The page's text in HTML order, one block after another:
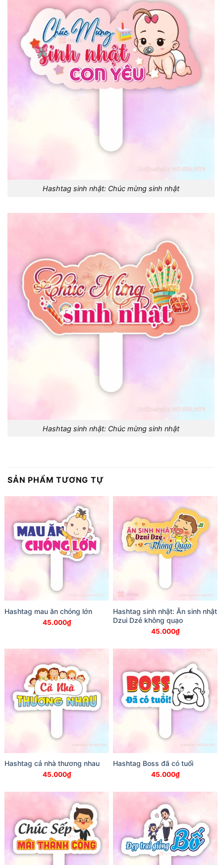
Hashtag sinh nhật: Chúc mừng sinh nhật
Hashtag sinh nhật: Chúc mừng sinh nhật
SẢN PHẨM TƯƠNG TỰ
Hashtag mau ăn chóng lớn
45.000₫
Hashtag sinh nhật: Ăn sinh nhật
Dzui Dzẻ không quạo
45.000₫
Hashtag cả nhà thương nhau
45.000₫
Hashtag Boss đã có tuổi
45.000₫